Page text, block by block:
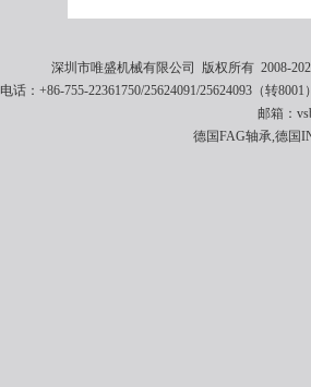
深圳市唯盛机械有限公司 版权所有 2008-
电话：+86-755-22361750/25624091/25624093（转
邮箱：
德国FAG轴承,德国